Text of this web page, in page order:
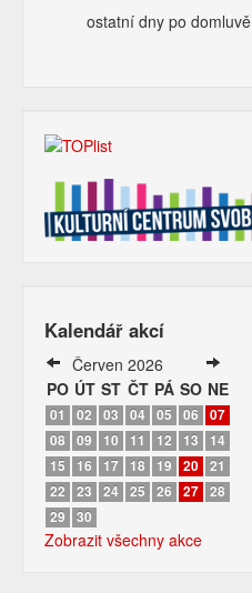
ostatní dny po domluvě
Kalendář akcí
Červen 2026
PO ÚT ST ČT PÁ SO NE
01 02 03 04 05 06
07
08
09 10 11 12 13
14
15
16 17 18 19 20
21
22
23 24 25 26 27 28
29
30
Zobrazit všechny akce